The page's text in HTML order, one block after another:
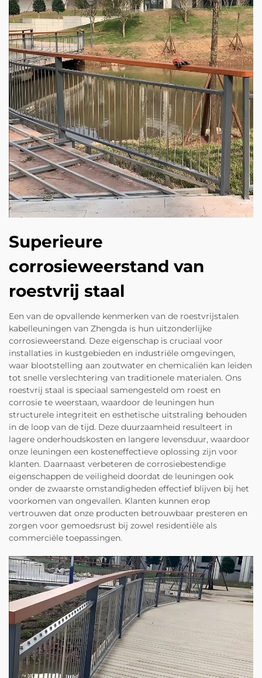
Superieure
corrosieweerstand van
roestvrij staal
Een van de opvallende kenmerken van de roestvrijstalen
kabelleuningen van Zhengda is hun uitzonderlijke
corrosieweerstand. Deze eigenschap is cruciaal voor
installaties in kustgebieden en industriële omgevingen,
waar blootstelling aan zoutwater en chemicaliën kan leiden
tot snelle verslechtering van traditionele materialen. Ons
roestvrij staal is speciaal samengesteld om roest en
corrosie te weerstaan, waardoor de leuningen hun
structurele integriteit en esthetische uitstraling behouden
in de loop van de tijd. Deze duurzaamheid resulteert in
lagere onderhoudskosten en langere levensduur, waardoor
onze leuningen een kosteneffectieve oplossing zijn voor
klanten. Daarnaast verbeteren de corrosiebestendige
eigenschappen de veiligheid doordat de leuningen ook
onder de zwaarste omstandigheden effectief blijven bij het
voorkomen van ongevallen. Klanten kunnen erop
vertrouwen dat onze producten betrouwbaar presteren en
zorgen voor gemoedsrust bij zowel residentiële als
commerciële toepassingen.